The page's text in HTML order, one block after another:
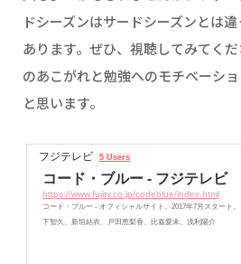
ドシーズンはサードシーズンとは
あります。ぜひ、視聴してみてく
のあこがれと勉強へのモチベーシ
と思います。
フジテレビ 5 Users
コード・ブルー - フジテレビ
https://www.fujitv.co.jp/codeblue/index.html
コード・ブルー - オフィシャルサイト。2017年7月スタート
下智久、新垣結衣、戸田恵梨香、比嘉愛未、浅利陽介